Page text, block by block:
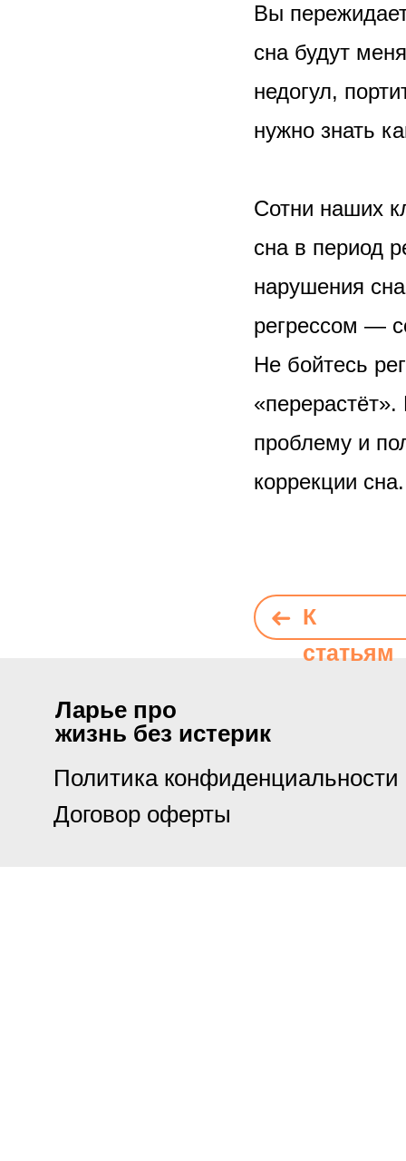
Вы
сна будут
недогул,
нужно знать
Сотни наших
сна в период
нарушения
регрессом —
Не бойтесь
проблему и
коррекции сна.
К
статьям
Политика конфиденциальности
Ларье про
жизнь без истерик
Договор оферты